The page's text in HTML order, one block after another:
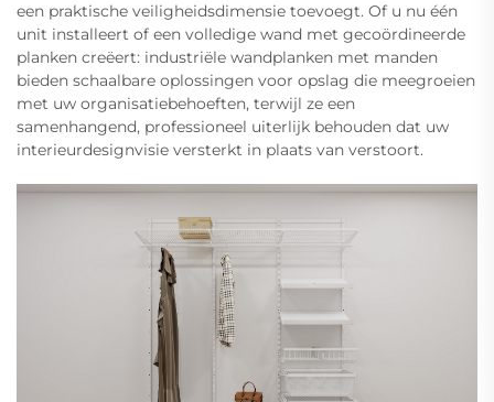
een praktische veiligheidsdimensie toevoegt. Of u nu één
unit installeert of een volledige wand met gecoördineerde
planken creëert: industriële wandplanken met manden
bieden schaalbare oplossingen voor opslag die meegroeien
met uw organisatiebehoeften, terwijl ze een
samenhangend, professioneel uiterlijk behouden dat uw
interieurdesignvisie versterkt in plaats van verstoort.